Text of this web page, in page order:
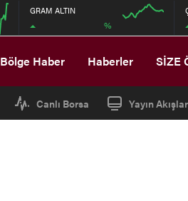
GRAM ALTIN
%
Bölge Haber Haberler SİZE
Canlı Borsa Yayın